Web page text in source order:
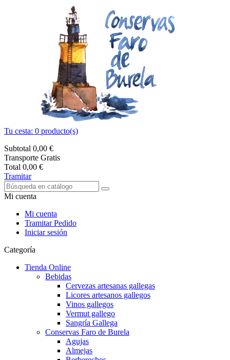
Tu cesta: 0 producto(s)
Subtotal 0,00 €
Transporte Gratis
Total 0,00 €
Tramitar
Mi cuenta
Mi cuenta
Tramitar Pedido
Iniciar sesión
Categoría
Tienda Online
Bebidas
Cervezas artesanas gallegas
Licores artesanos gallegos
Vinos gallegos
Vermut gallego
Sangría Gallega
Conservas Faro de Burela
Agujas
Almejas